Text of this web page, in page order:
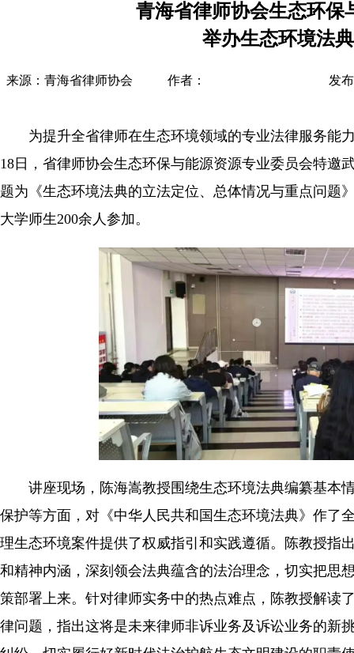
青海省律师协会生态环保
举办生态环境法
来源：青海省律师协会 作者： 发
为提升全省律师在生态环境领域的专业法律服务能
18日，省律师协会生态环保与能源资源专业委员会特邀
题为《生态环境法典的立法定位、总体情况与重点问题
大学师生200余人参加。
讲座现场，陈海嵩教授围绕生态环境法典编纂基本
保护等方面，对《中华人民共和国生态环境法典》作了
理生态环境案件提供了权威指引和实践遵循。陈教授指
和精神内涵，深刻领会法典蕴含的法治理念，切实把思
策部署上来。针对律师实务中的热点难点，陈教授解读
律问题，指出这将是未来律师非诉业务及诉讼业务的新